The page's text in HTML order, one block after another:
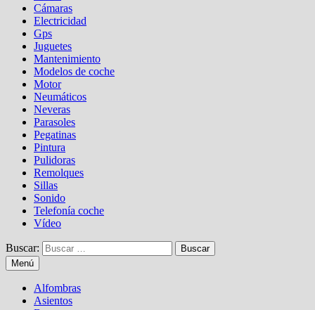
Cámaras
Electricidad
Gps
Juguetes
Mantenimiento
Modelos de coche
Motor
Neumáticos
Neveras
Parasoles
Pegatinas
Pintura
Pulidoras
Remolques
Sillas
Sonido
Telefonía coche
Vídeo
Buscar:
Menú
Alfombras
Asientos